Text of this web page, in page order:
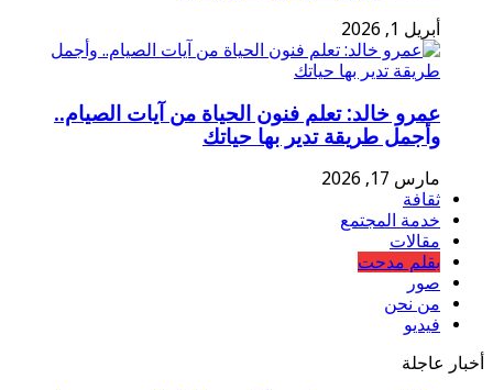
أبريل 1, 2026
عمرو خالد: تعلم فنون الحياة من آيات الصيام..
وأجمل طريقة تدير بها حياتك
مارس 17, 2026
ثقافة
خدمة المجتمع
مقالات
بقلم مدحت
صور
من نحن
فيديو
أخبار عاجلة